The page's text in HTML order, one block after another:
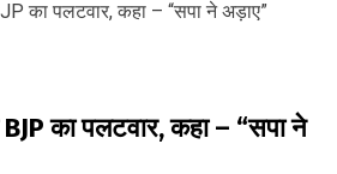
का पलटवार, कहा – “सपा ने अड़ाए”
का पलटवार, कहा – “सपा ने